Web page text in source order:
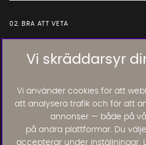
Vi skräddarsyr
Vi använder cookies för att
att analysera trafik och för att
annonser — både på
på andra plattformar. Du
accepterar under inställningar.
02. BRA ATT VETA
Läs och lämna